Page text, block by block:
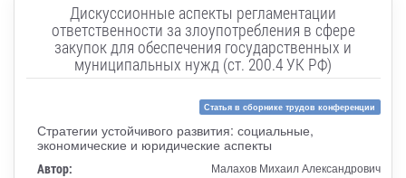
Дискуссионные аспекты регламентации
ответственности за злоупотребления в сфере
закупок для обеспечения государственных и
муниципальных нужд (ст. 200.4 УК РФ)
Статья в сборнике трудов конференции
Стратегии устойчивого развития: социальные,
экономические и юридические аспекты
Автор: Малахов Михаил Александрович